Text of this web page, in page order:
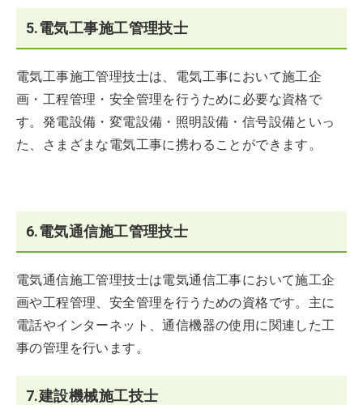
5.電気工事施工管理技士
電気工事施工管理技士は、電気工事において施工企
画・工程管理・安全管理を行うために必要な資格で
す。発電設備・変電設備・照明設備・信号設備といっ
た、さまざまな電気工事に携わることができます。
6.電気通信施工管理技士
電気通信施工管理技士は電気通信工事において施工企
画や工程管理、安全管理を行うための資格です。主に
電話やインターネット、通信機器の使用に関連した工
事の管理を行います。
7.建設機械施工技士